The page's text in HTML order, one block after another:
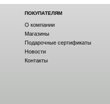
ПОКУПАТЕЛЯМ
О компании
Магазины
Подарочные сертификаты
Новости
Контакты